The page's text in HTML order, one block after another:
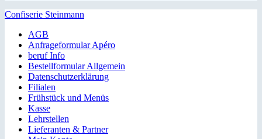
Confiserie Steinmann
AGB
Anfrageformular Apéro
beruf Info
Bestellformular Allgemein
Datenschutzerklärung
Filialen
Frühstück und Menüs
Kasse
Lehrstellen
Lieferanten & Partner